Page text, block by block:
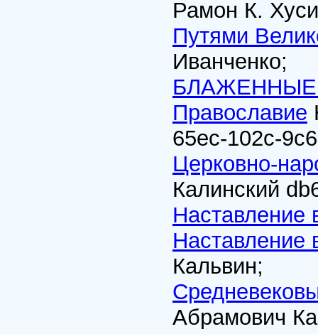
Рамон К.
Путями
Иванченко;
Православие
65ec-102c-
Церковно-
Калинский
Наставление
Наставление
Кальвин;
Абрамович